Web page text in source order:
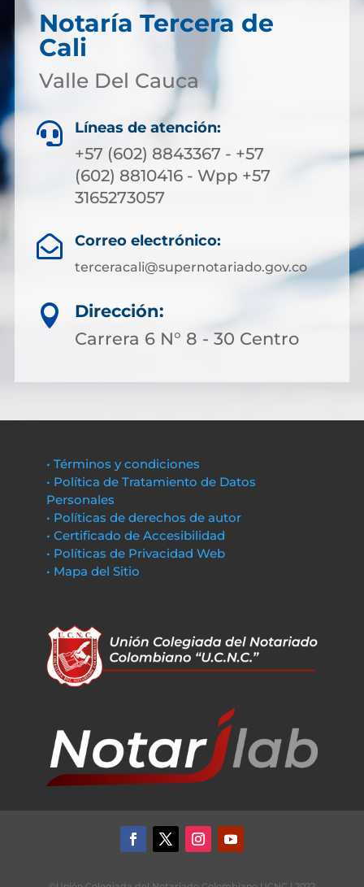
Notaría Tercera de
Cali
Valle Del Cauca
 Líneas de atención:
+57 (602) 8843367 - +57
(602) 8810416 - Wpp +57
3165273057
 Correo electrónico:
terceracali@supernotariado.gov.co

Dirección:
Carrera 6 N° 8 - 30 Centro
• Términos y condiciones
• Política de Tratamiento de Datos
Personales
• Políticas de derechos de autor
• Certificado de Accesibilidad
• Políticas de Privacidad Web
• Mapa del Sitio